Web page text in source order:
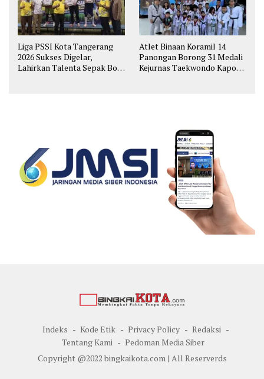
Liga PSSI Kota Tangerang
2026 Sukses Digelar,
Lahirkan Talenta Sepak Bola
Atlet Binaan Koramil 14
Panongan Borong 31 Medali
Kejurnas Taekwondo Kapolri
Indeks Kode Etik Privacy Policy
Redaksi
Tentang Kami
Pedoman Media Siber
Copyright @2022 bingkaikota.com | All Reserverds